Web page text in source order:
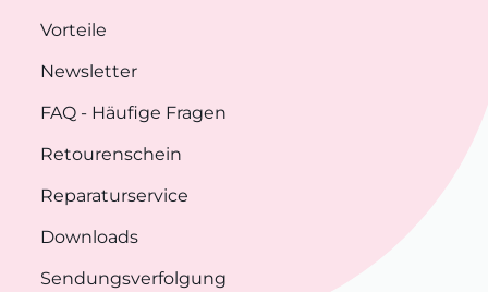
Vorteile
Newsletter
FAQ - Häufige Fragen
Retourenschein
Reparaturservice
Downloads
Sendungsverfolgung